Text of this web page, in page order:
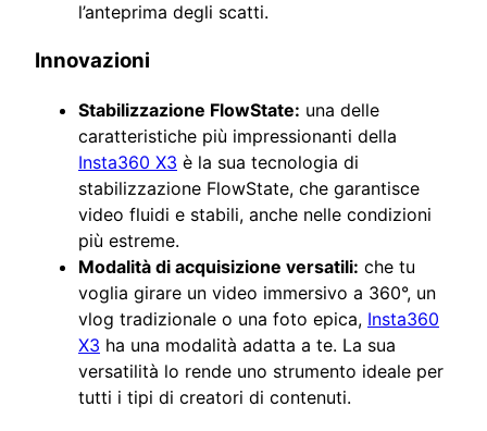
l’anteprima degli scatti.
Innovazioni
Stabilizzazione FlowState: una delle
caratteristiche più impressionanti della
Insta360 X3 è la sua tecnologia di
stabilizzazione FlowState, che garantisce
video fluidi e stabili, anche nelle condizioni
più estreme.
Modalità di acquisizione versatili: che tu
voglia girare un video immersivo a 360°, un
vlog tradizionale o una foto epica, Insta360
X3 ha una modalità adatta a te. La sua
versatilità lo rende uno strumento ideale per
tutti i tipi di creatori di contenuti.